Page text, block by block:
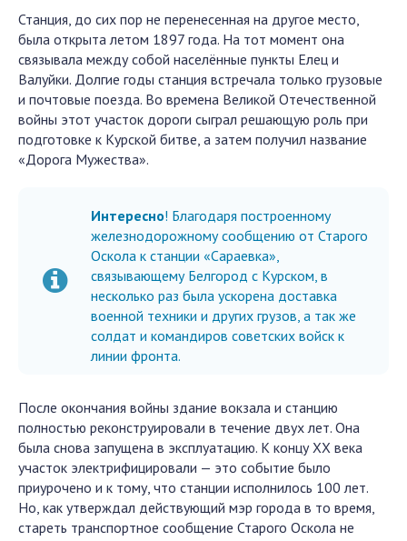
Станция, до сих пор не перенесенная на другое место,
была открыта летом 1897 года. На тот момент она
связывала между собой населённые пункты Елец и
Валуйки. Долгие годы станция встречала только грузовые
и почтовые поезда. Во времена Великой Отечественной
войны этот участок дороги сыграл решающую роль при
подготовке к Курской битве, а затем получил название
«Дорога Мужества».
Интересно! Благодаря построенному
железнодорожному сообщению от Старого
Оскола к станции «Сараевка»,
связывающему Белгород с Курском, в
несколько раз была ускорена доставка
военной техники и других грузов, а так же
солдат и командиров советских войск к
линии фронта.
После окончания войны здание вокзала и станцию
полностью реконструировали в течение двух лет. Она
была снова запущена в эксплуатацию. К концу XX века
участок электрифицировали — это событие было
приурочено и к тому, что станции исполнилось 100 лет.
Но, как утверждал действующий мэр города в то время,
стареть транспортное сообщение Старого Оскола не